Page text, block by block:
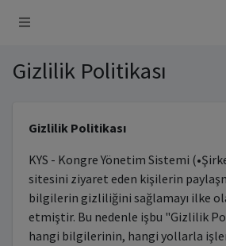
Gizlilik Politikası
Gizlilik Politikası
KYS - Kongre Yönetim Sistemi
sitesini ziyaret eden kişilerin
bilgilerin gizliliğini sağlamayı ilke
etmiştir. Bu nedenle işbu "Gizlilik
hangi bilgilerinin, hangi yollarla